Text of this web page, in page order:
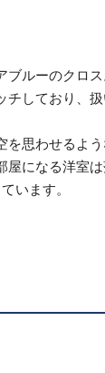
ルーのクロス
チしており、
を思わせるよ
屋になる洋室
います。